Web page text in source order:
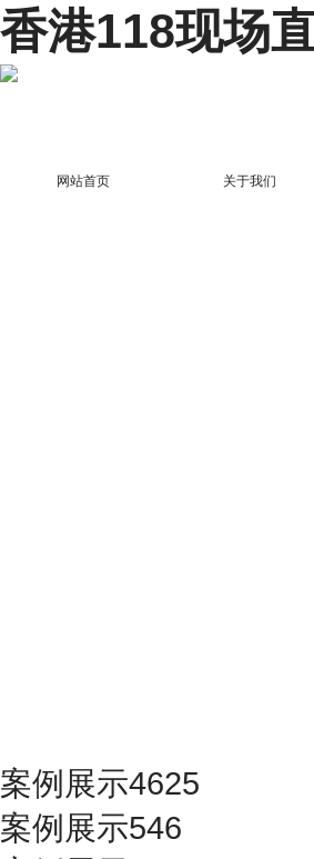
香港118现场
网站首页 关于我们
案例展示4625
案例展示546